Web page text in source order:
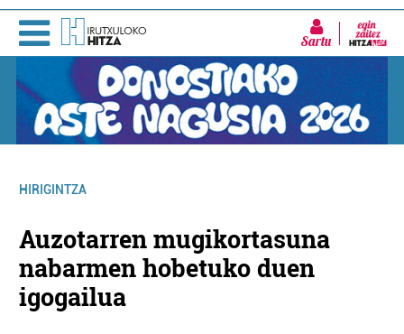
Sartu
HIRIGINTZA
Auzotarren mugikortasuna
nabarmen hobetuko duen
igogailua